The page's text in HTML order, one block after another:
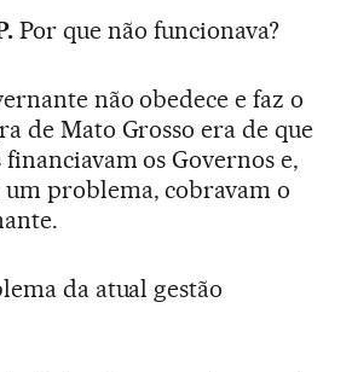
Por que não funcionava?
não obedece e faz o
de Mato Grosso era de que
os Governos e,
problema, cobravam o
da atual gestão